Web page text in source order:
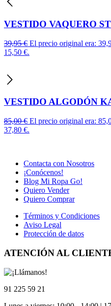
VESTIDO VAQUERO
39,95€ El precio original era:
15,50 €.
VESTIDO ALGODÓN
85,00€ El precio original era:
37,80 €.
Contacta con Nosotros
¡Conócenos!
Blog Mi Ropa Go!
Quiero Vender
Quiero Comprar
Términos y Condiciones
Aviso Legal
Protección de datos
ATENCIÓN AL
91 225 59 21